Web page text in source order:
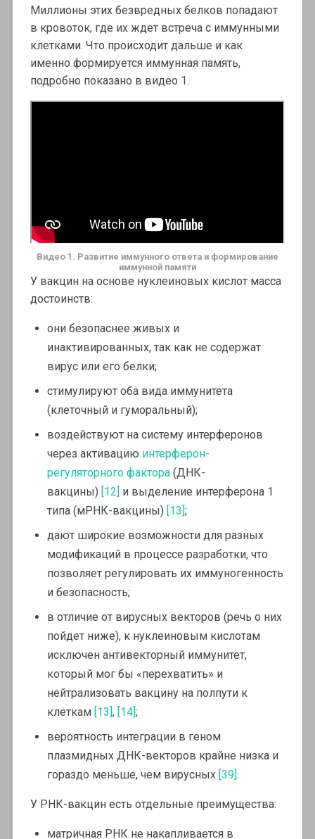
Миллионы этих безвредных белков попадают
в кровоток, где их ждет встреча с иммунными
клетками. Что происходит дальше и как
именно формируется иммунная память,
подробно показано в видео 1.
Видео 1. Развитие иммунного ответа и формирование
иммунной памяти
У вакцин на основе нуклеиновых кислот масса
достоинств:
они безопаснее живых и
инактивированных, так как не содержат
вирус или его белки;
стимулируют оба вида иммунитета
(клеточный и гуморальный);
воздействуют на систему интерферонов
через активацию интерферон-
регуляторного фактора(ДНК-
вакцины) [12] и выделение интерферона 1
типа (мРНК-вакцины) [13];
дают широкие возможности для разных
модификаций в процессе разработки, что
позволяет регулировать их иммуногенность
и безопасность;
в отличие от вирусных векторов (речь о них
пойдет ниже), к нуклеиновым кислотам
исключен антивекторный иммунитет,
который мог бы «перехватить» и
нейтрализовать вакцину на полпути к
клеткам [13], [14];
вероятность интеграции в геном
плазмидных ДНК-векторов крайне низка и
гораздо меньше, чем вирусных [39].
У РНК-вакцин есть отдельные преимущества:
матричная РНК не накапливается в